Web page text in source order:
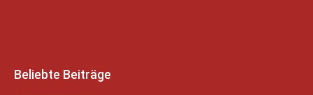
Beliebte Beiträge